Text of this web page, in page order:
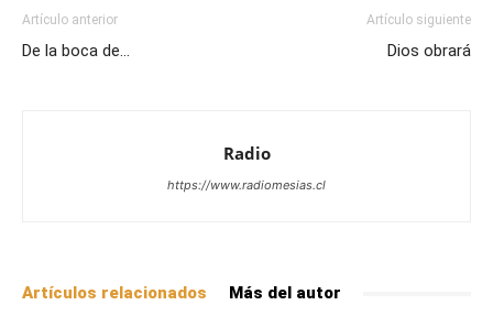
Artículo anterior
De la boca de…
Artículo siguiente
Dios obrará
Radio
https://www.radiomesias.cl
Artículos relacionados Más del autor